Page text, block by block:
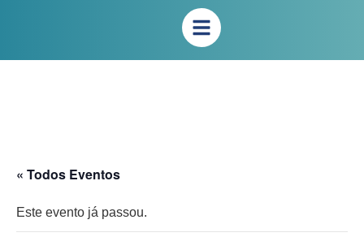
« Todos Eventos
Este evento já passou.